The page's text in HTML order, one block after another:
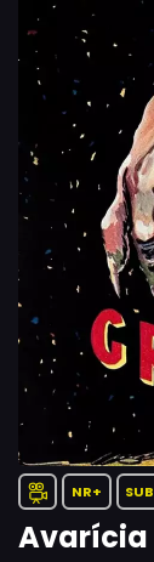
NR+ SUB
Avarícia